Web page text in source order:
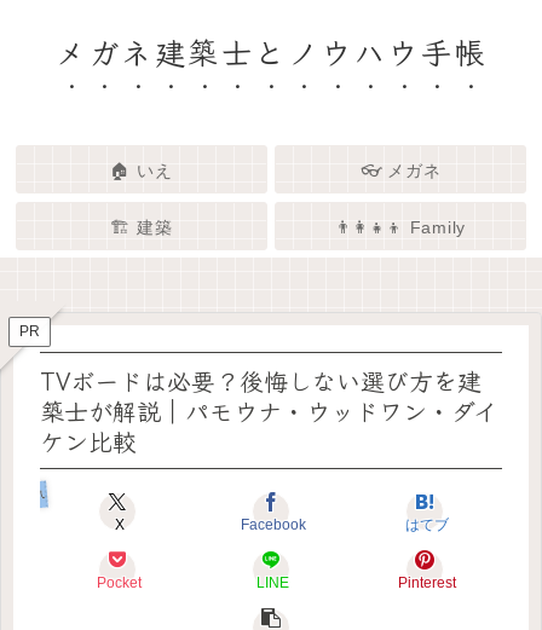
メガネ建築士とノウハウ手帳
🏠 いえ 👓 メガネ
🏗️ 建築 👨‍👩‍👧‍👦 Family
🏠✨ 建築士と考える「いい家」
👓✨ メガネの奥にある「わたし
🏗️✨ 建築 × エンタメで、暮らし
👨‍👩‍👧🌿 Family – 暮らしを育て
PR
TVボードは必要？後悔しない選び方を建
築士が解説｜パモウナ・ウッドワン・ダイ
ケン比較
いえのヒカク
X Facebook はてブ
Pocket LINE Pinterest